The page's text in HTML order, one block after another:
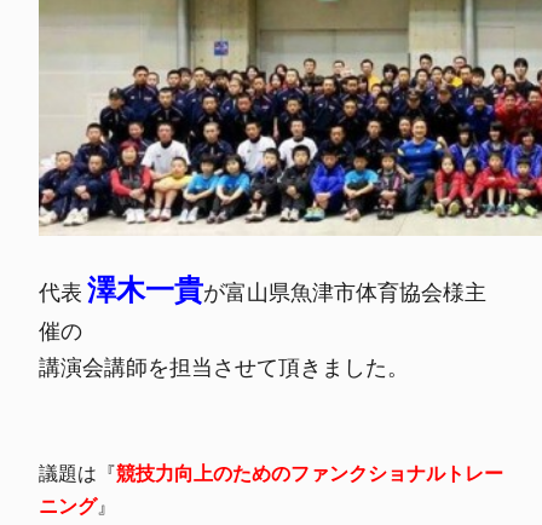
代表 澤木一貴が富山県魚津市体育協会様主
催の
講演会講師を担当させて頂きました。
議題は『競技力向上のためのファンクショナルトレー
ニング』